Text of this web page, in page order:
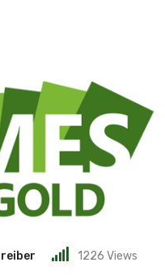
1226 Views